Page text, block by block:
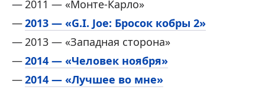
2011 — «Монте-Карло»
2013 — «G.I. Joe: Бросок кобры 2»
2013 — «Западная сторона»
2014 — «Человек ноября»
2014 — «Лучшее во мне»